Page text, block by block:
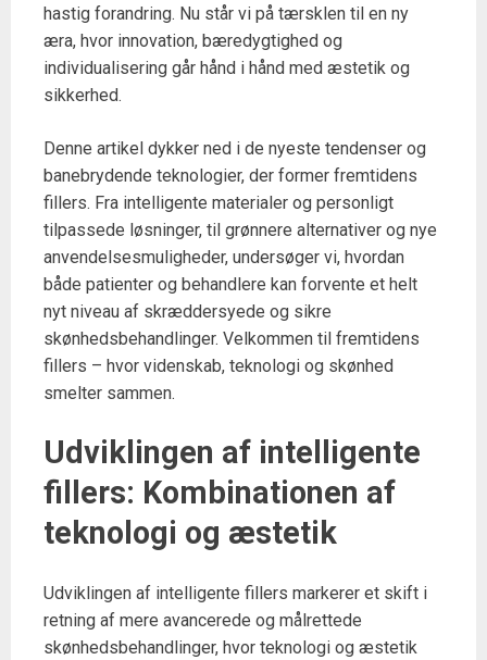
hastig forandring. Nu står vi på tærsklen til en ny
æra, hvor innovation, bæredygtighed og
individualisering går hånd i hånd med æstetik og
sikkerhed.
Denne artikel dykker ned i de nyeste tendenser og
banebrydende teknologier, der former fremtidens
fillers. Fra intelligente materialer og personligt
tilpassede løsninger, til grønnere alternativer og nye
anvendelsesmuligheder, undersøger vi, hvordan
både patienter og behandlere kan forvente et helt
nyt niveau af skræddersyede og sikre
skønhedsbehandlinger. Velkommen til fremtidens
fillers – hvor videnskab, teknologi og skønhed
smelter sammen.
Udviklingen af intelligente
fillers: Kombinationen af
teknologi og æstetik
Udviklingen af intelligente fillers markerer et skift i
retning af mere avancerede og målrettede
skønhedsbehandlinger, hvor teknologi og æstetik